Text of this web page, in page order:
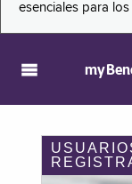
esenciales para